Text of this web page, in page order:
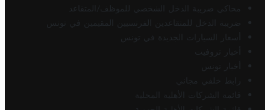
محاكي ضريبة الدخل الشخصي للموظف/المتقاعد
ضريبة الدخل للمتقاعدين الفرنسيين المقيمين في تونس
أسعار السيارات الجديدة في تونس
أخبار تروفيت
أخبار تونس
رابط خلفي مجاني
قائمة الشركات الأهلية المحلية